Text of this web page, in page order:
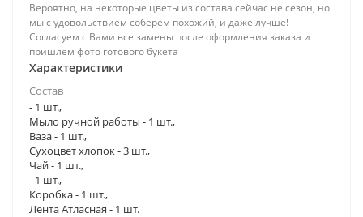
Вероятно, на некоторые цветы из состава сейчас не сезон, но
мы с удовольствием соберем похожий, и даже лучше!
Согласуем с Вами все замены после оформления заказа и
пришлем фото готового букета
Характеристики
Состав
- 1 шт.,
Мыло ручной работы - 1 шт.,
Ваза - 1 шт.,
Сухоцвет хлопок - 3 шт.,
Чай - 1 шт.,
- 1 шт.,
Коробка - 1 шт.,
Лента Атласная - 1 шт.